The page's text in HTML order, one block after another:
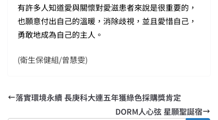
有許多人知道愛與關懷對愛滋患者來說是很重要的，
也願意付出自己的溫暖，消除歧視，並且愛惜自己，
勇敢地成為自己的主人。
(衛生保健組/曾慧雯)
落實環境永續 長庚科大連五年獲綠色採購獎肯定
DORM人心弦 星願聖誕宿